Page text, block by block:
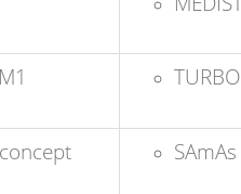
SAmAs